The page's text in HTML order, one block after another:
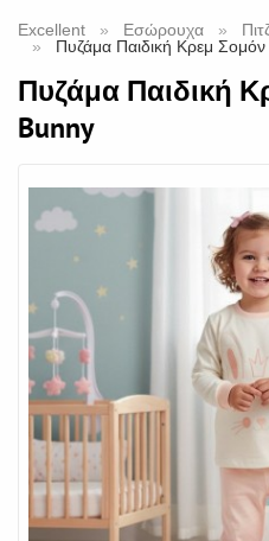
Excellent Εσώρουχα
Πυζάμα Παιδική Κρεμ
Πυζάμα Παιδική
Bunny